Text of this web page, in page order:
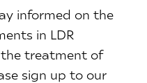
informed on the
in LDR
treatment of
sign up to our